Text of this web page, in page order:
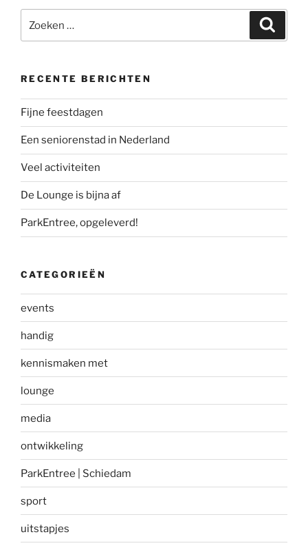
naar:
RECENTE BERICHTEN
Fijne feestdagen
Een seniorenstad in Nederland
Veel activiteiten
De Lounge is bijna af
ParkEntree, opgeleverd!
CATEGORIEËN
events
handig
kennismaken met
lounge
media
ontwikkeling
ParkEntree | Schiedam
sport
uitstapjes